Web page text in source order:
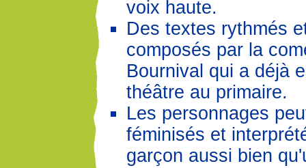
voix haute.
Des textes rythmés
composés par la
Bournival qui a déjà
théâtre au primaire.
Les personnages
féminisés et
garçon aussi bien